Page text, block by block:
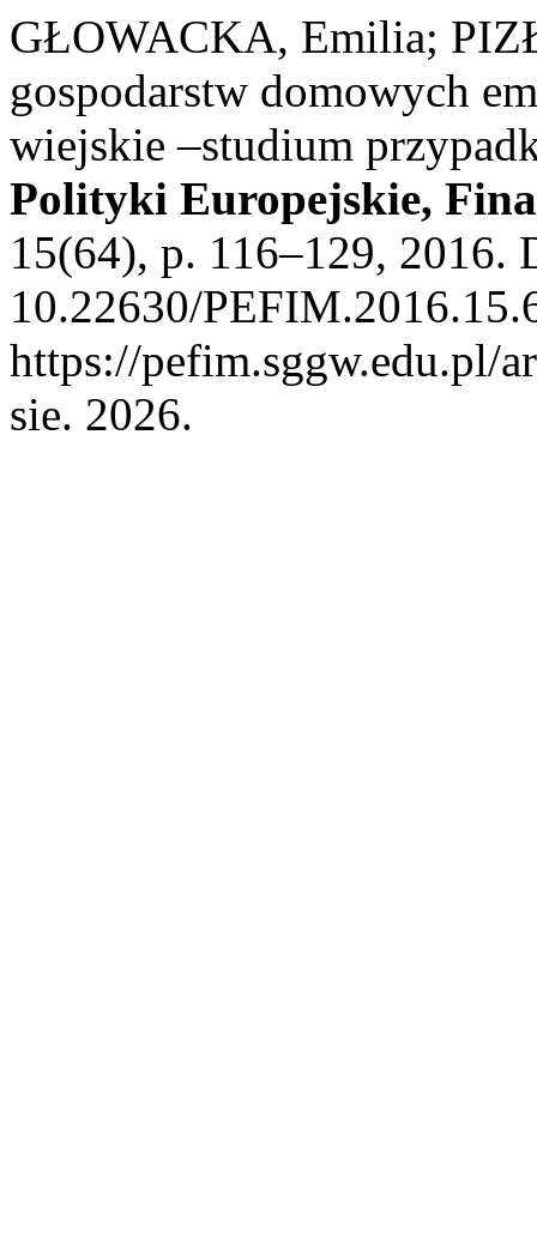
GŁOWACKA, Emilia;
gospodarstw domowych
wiejskie –studium
Polityki Europejskie,
15(64), p. 116–129, 2016.
10.22630/
https://pefim.sggw.edu.pl/
sie. 2026.